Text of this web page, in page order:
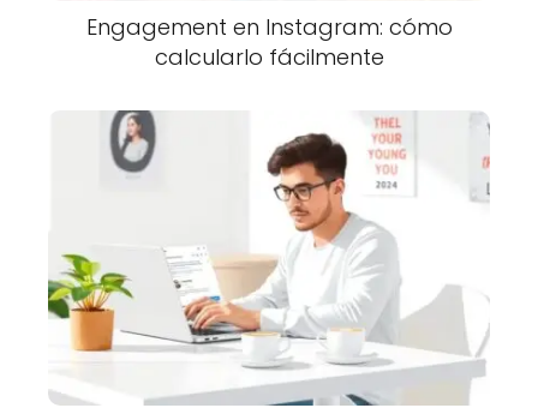
Engagement en Instagram: cómo
calcularlo fácilmente